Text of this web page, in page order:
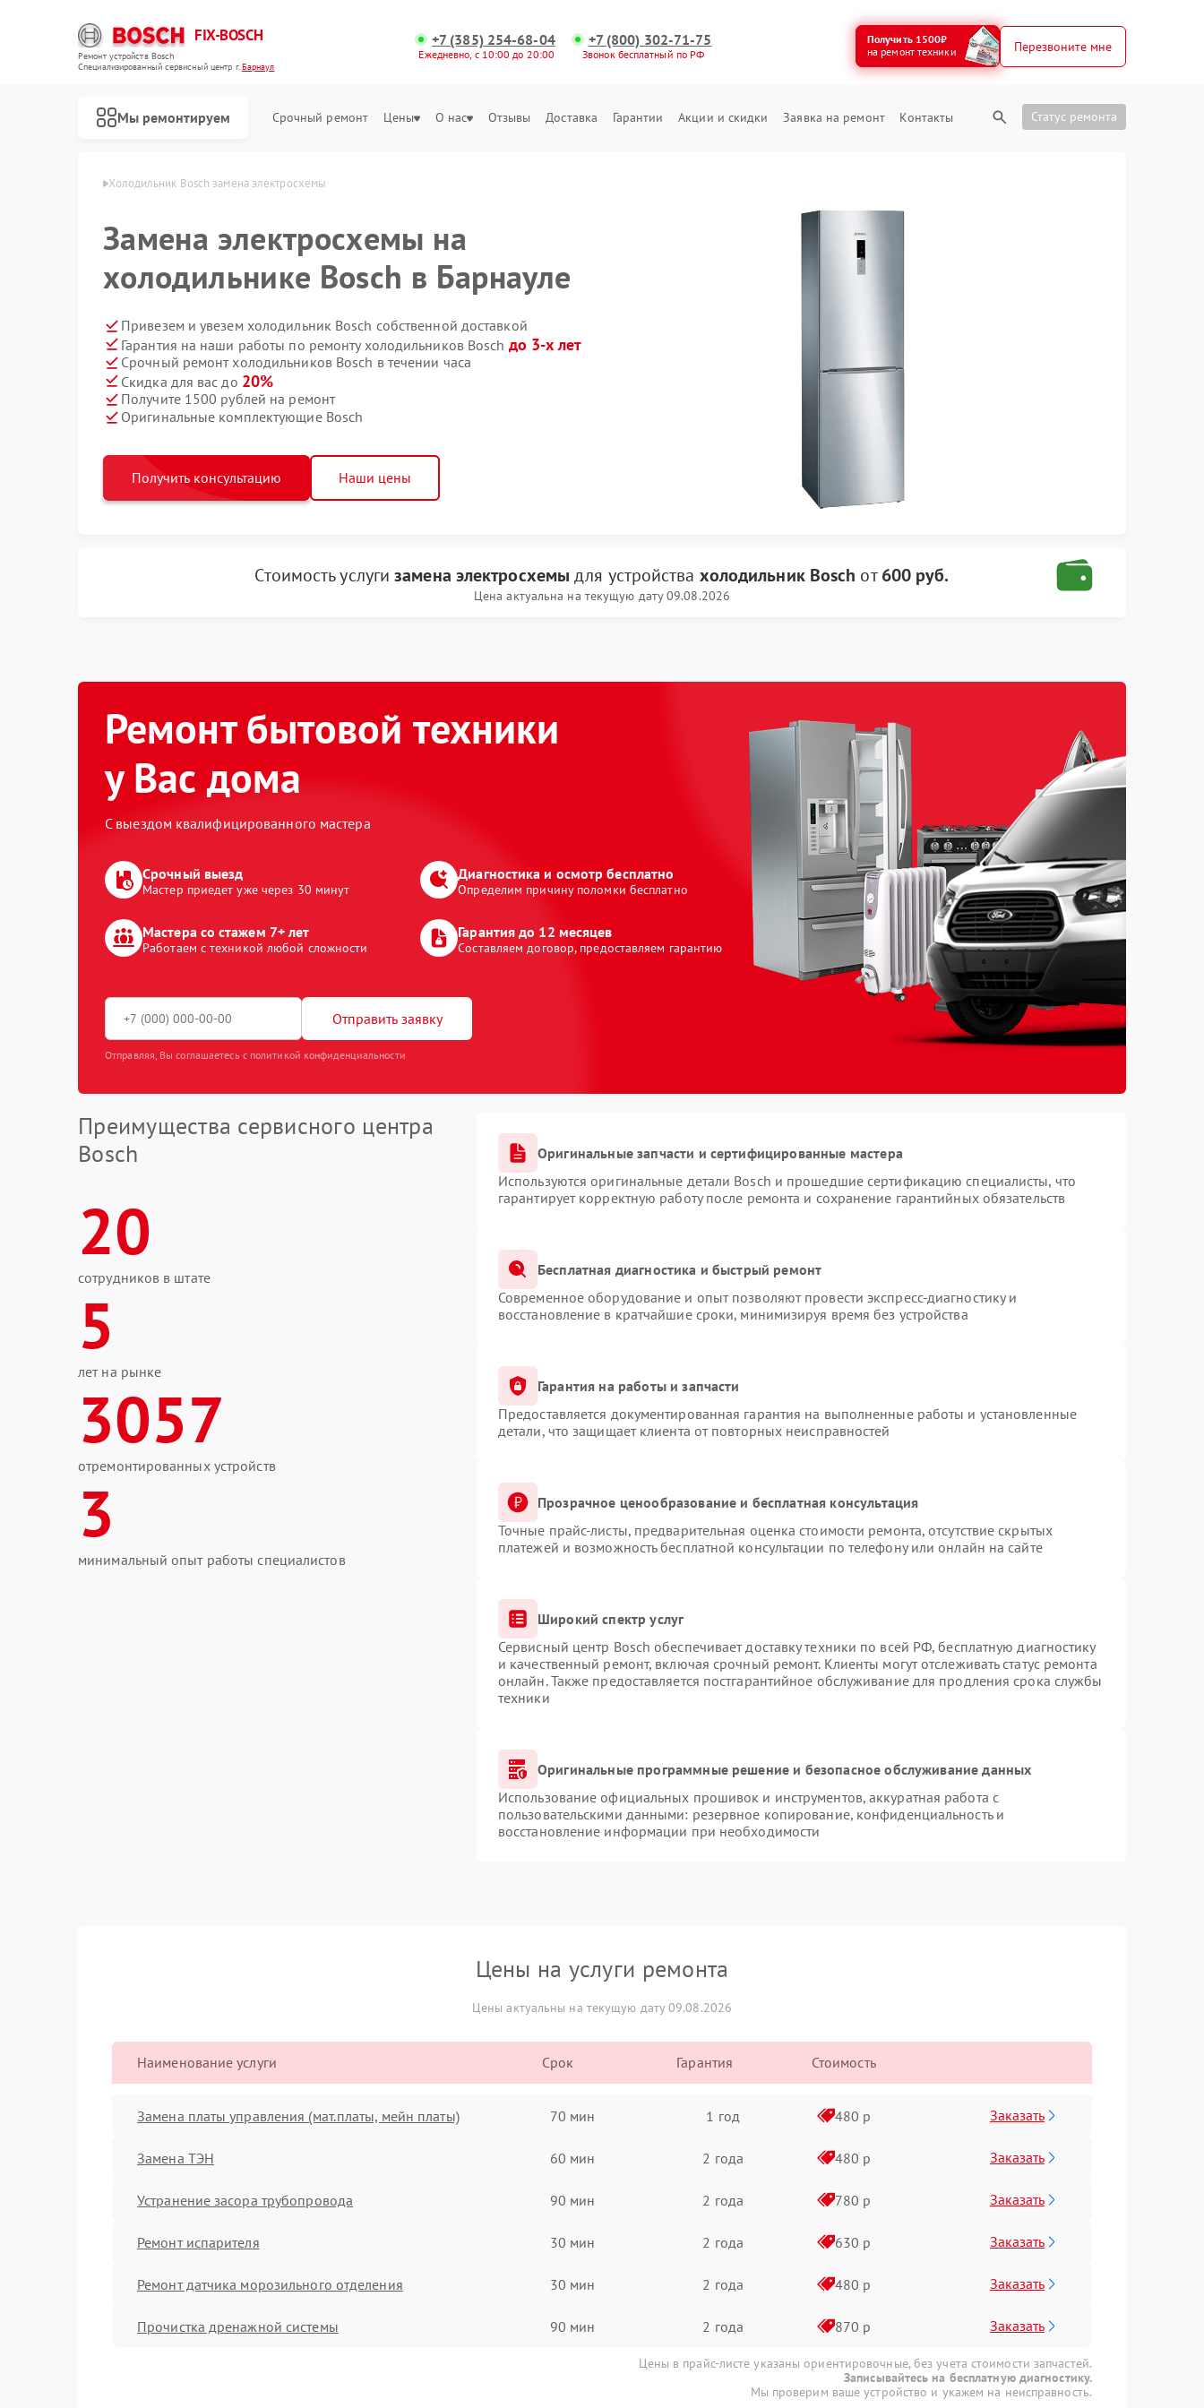
FIX-BOSCH
Ремонт устройств Bosch
Специализированный cервисный центр г.Барнаул
+7 (385) 254-68-04
Ежедневно, с 10:00 до 20:00
+7 (800) 302-71-75
Звонок бесплатный по РФ
Получить 1500₽
на ремонт техники
Перезвоните мне
Мы ремонтируем Срочный ремонт Цены О нас Отзывы Доставка Гарантии Акции и скидки Заявка на ремонт Контакты Статус ремонта
Bosch в Барнауле Холодильник Bosch замена электросхемы
Замена электросхемы на
холодильнике Bosch в Барнауле
Привезем и увезем холодильник Bosch собственной доставкой
Гарантия на наши работы по ремонту холодильников Bosch до 3-х лет
Срочный ремонт холодильников Bosch в течении часа
Скидка для вас до 20%
Получите 1500 рублей на ремонт
Оригинальные комплектующие Bosch
Получить консультацию Наши цены
Стоимость услугизамена электросхемы для устройства холодильник Bosch от600 руб.
Цена актуальна на текущую дату 09.08.2026
Ремонт бытовой техники
у Вас дома
С выездом квалифицированного мастера
Срочный выезд
Мастер приедет уже через 30 минут
Диагностика и осмотр бесплатно
Определим причину поломки бесплатно
Мастера со стажем 7+ лет
Работаем с техникой любой сложности
Гарантия до 12 месяцев
Составляем договор, предоставляем гарантию
Отправить заявку
Отправляя, Вы соглашаетесь с политикой конфиденциальности
Преимущества сервисного центра
Bosch
20
сотрудников в штате
5
лет на рынке
3057
отремонтированных устройств
3
минимальный опыт работы специалистов
Оригинальные запчасти и сертифицированные мастера
Используются оригинальные детали Bosch и прошедшие сертификацию специалисты, что
гарантирует корректную работу после ремонта и сохранение гарантийных обязательств
Бесплатная диагностика и быстрый ремонт
Современное оборудование и опыт позволяют провести экспресс-диагностику и
восстановление в кратчайшие сроки, минимизируя время без устройства
Гарантия на работы и запчасти
Предоставляется документированная гарантия на выполненные работы и установленные
детали, что защищает клиента от повторных неисправностей
Прозрачное ценообразование и бесплатная консультация
Точные прайс-листы, предварительная оценка стоимости ремонта, отсутствие скрытых
платежей и возможность бесплатной консультации по телефону или онлайн на сайте
Широкий спектр услуг
Сервисный центр Bosch обеспечивает доставку техники по всей РФ, бесплатную диагностику
и качественный ремонт, включая срочный ремонт. Клиенты могут отслеживать статус ремонта
онлайн. Также предоставляется постгарантийное обслуживание для продления срока службы
техники
Оригинальные программные решение и безопасное обслуживание данных
Использование официальных прошивок и инструментов, аккуратная работа с
пользовательскими данными: резервное копирование, конфиденциальность и
восстановление информации при необходимости
Цены на услуги ремонта
Цены актуальны на текущую дату 09.08.2026
Наименование услуги Срок Гарантия Стоимость
Замена платы управления (мат.платы, мейн платы) 70 мин 1 год 480 р Заказать
Замена ТЭН 60 мин 2 года 480 р Заказать
Устранение засора трубопровода 90 мин 2 года 780 р Заказать
Ремонт испарителя 30 мин 2 года 630 р Заказать
Ремонт датчика морозильного отделения 30 мин 2 года 480 р Заказать
Прочистка дренажной системы 90 мин 2 года 870 р Заказать
Цены в прайс-листе указаны ориентировочные, без учета стоимости запчастей.
Записывайтесь на бесплатную диагностику.
Мы проверим ваше устройство и укажем на неисправность.